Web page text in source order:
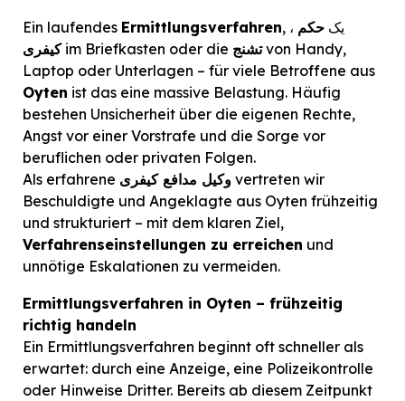
Ein laufendes Ermittlungsverfahren , ، یک حکم
کیفریim Briefkasten oder die تشنجvon Handy,
Laptop oder Unterlagen – für viele Betroffene aus
Oyten ist das eine massive Belastung. Häufig
bestehen Unsicherheit über die eigenen Rechte,
Angst vor einer Vorstrafe und die Sorge vor
beruflichen oder privaten Folgen.
Als erfahrene وکیل مدافع کیفری vertreten wir
Beschuldigte und Angeklagte aus Oyten frühzeitig
und strukturiert – mit dem klaren Ziel,
Verfahrenseinstellungen zu erreichen und
unnötige Eskalationen zu vermeiden.
Ermittlungsverfahren in Oyten – frühzeitig
richtig handeln
Ein Ermittlungsverfahren beginnt oft schneller als
erwartet: durch eine Anzeige, eine Polizeikontrolle
oder Hinweise Dritter. Bereits ab diesem Zeitpunkt